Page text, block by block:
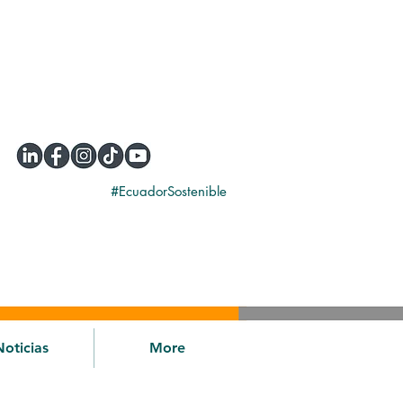
#EcuadorSostenible
More